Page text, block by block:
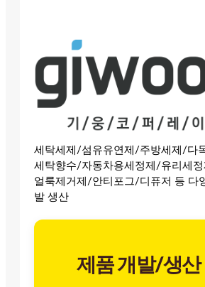
세탁세제/섬유유연제/주방세제/다
세탁향수/자동차용세정제/유리세정
얼룩제거제/안티포그/디퓨저 등 다
발 생산
제품 개발/생산